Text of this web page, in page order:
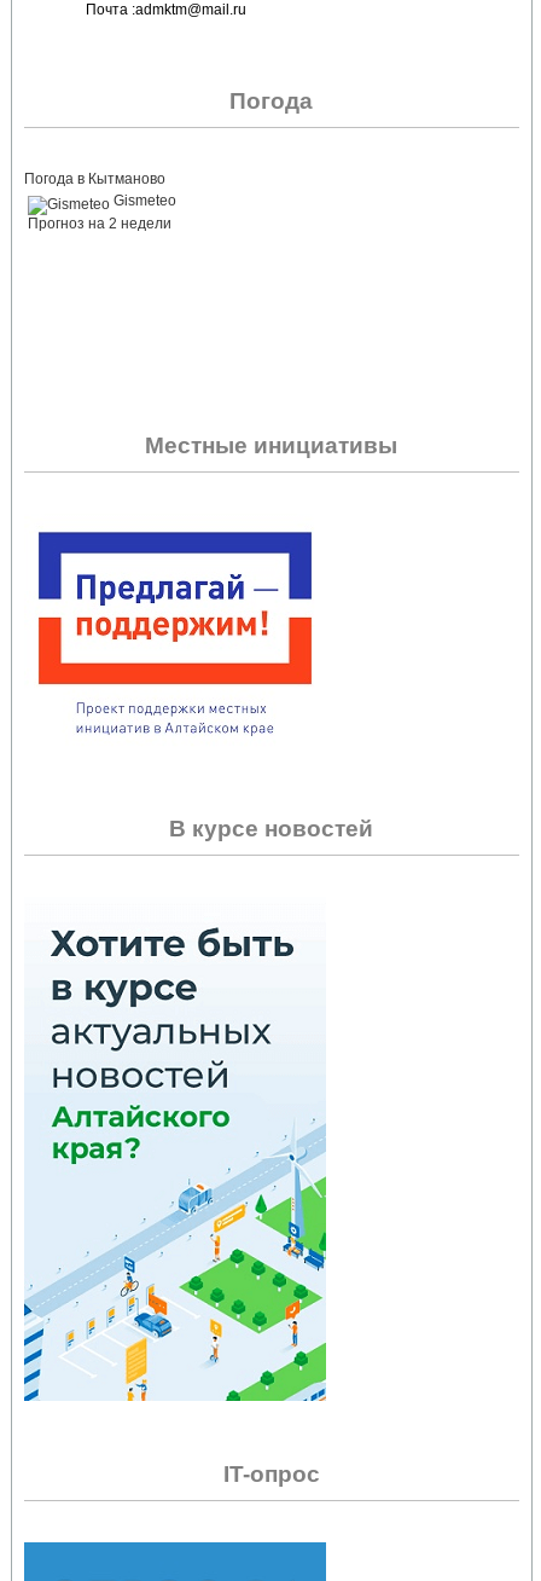
Почта :admktm@mail.ru
Погода
Погода в Кытманово
Gismeteo
Прогноз на 2 недели
Местные инициативы
В курсе новостей
IT-опрос